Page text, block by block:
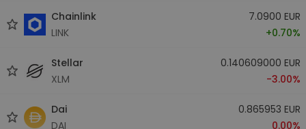
Chainlink
LINK
7.0900 EUR
+0.70%
Stellar
XLM
0.140609000 EUR
-3.00%
Dai
DAI
0.865953 EUR
0.00%